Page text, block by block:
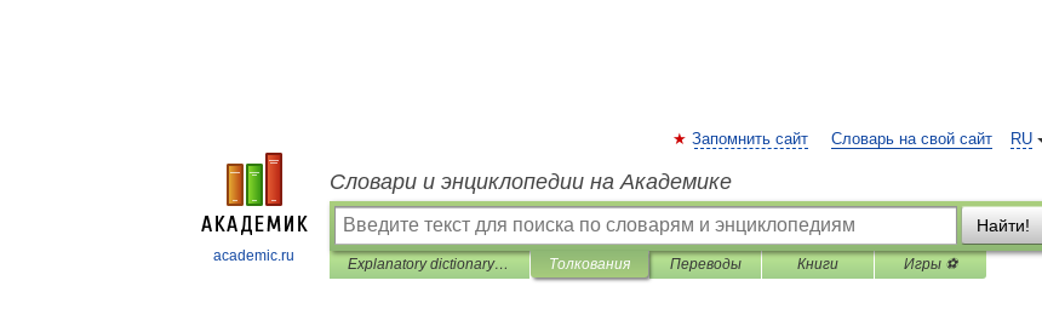
academic.ru
RU
Запомнить сайт Словарь на свой сайт
Словари и энциклопедии на Академике
Найти!
Explanatory dictionary of Taoism Толкования Переводы Книги Игры ⚽